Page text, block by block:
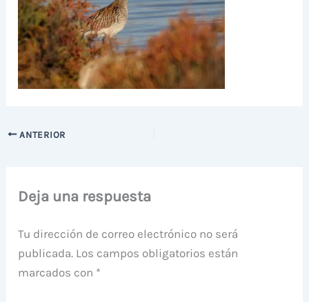
ANTERIOR
Deja una respuesta
Tu dirección de correo electrónico no será
publicada. Los campos obligatorios están
marcados con *